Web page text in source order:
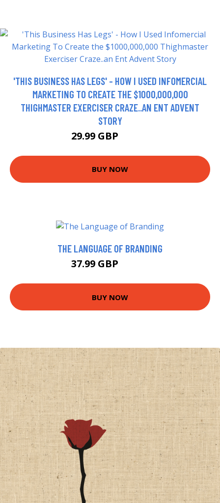
'THIS BUSINESS HAS LEGS' - HOW I USED INFOMERCIAL
MARKETING TO CREATE THE $1000,000,000
THIGHMASTER EXERCISER CRAZE..AN ENT ADVENT
STORY
29.99 GBP
BUY NOW
THE LANGUAGE OF BRANDING
37.99 GBP
BUY NOW